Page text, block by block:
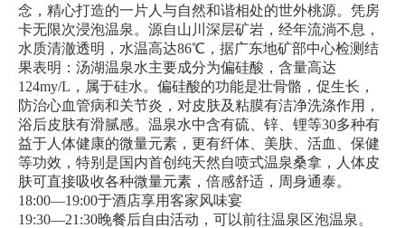
念，精心打造的一片人与自然和谐相处的世外桃源。凭房
卡无限次浸泡温泉。源自山川深层矿岩，经年流淌不息，
水质清澈透明，水温高达86℃，据广东地矿部中心检测结
果表明：汤湖温泉水主要成分为偏硅酸，含量高达
124my/L，属于硅水。偏硅酸的功能是壮骨骼，促生长，
防治心血管病和关节炎，对皮肤及粘膜有洁净洗涤作用，
浴后皮肤有滑腻感。温泉水中含有硫、锌、锂等30多种有
益于人体健康的微量元素，更有纤体、美肤、活血、保健
等功效，特别是国内首创纯天然自喷式温泉桑拿，人体皮
肤可直接吸收各种微量元素，倍感舒适，周身通泰。
18:00—19:00于酒店享用客家风味宴
19:30—21:30晚餐后自由活动，可以前往温泉区泡温泉。